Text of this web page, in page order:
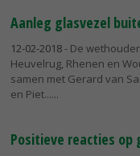
Aanleg glasvezel
12-02-2018- De
Heuvelrug, Rhenen en
samen met Gerard van
en Piet...
Positieve reacties op